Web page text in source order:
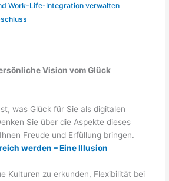
Work-Life-Integration verwalten
Vision vom Glück
was Glück für Sie als digitalen
Sie über die Aspekte dieses
Freude und Erfüllung bringen.
werden – Eine Illusion
Kulturen zu erkunden, Flexibilität bei